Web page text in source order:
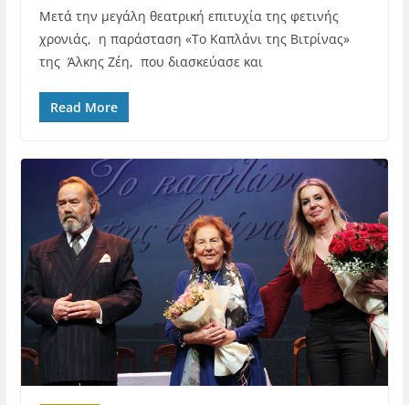
Μετά την μεγάλη θεατρική επιτυχία της φετινής
χρονιάς, η παράσταση «Το Καπλάνι της Βιτρίνας»
της Άλκης Ζέη, που διασκεύασε και
Read More